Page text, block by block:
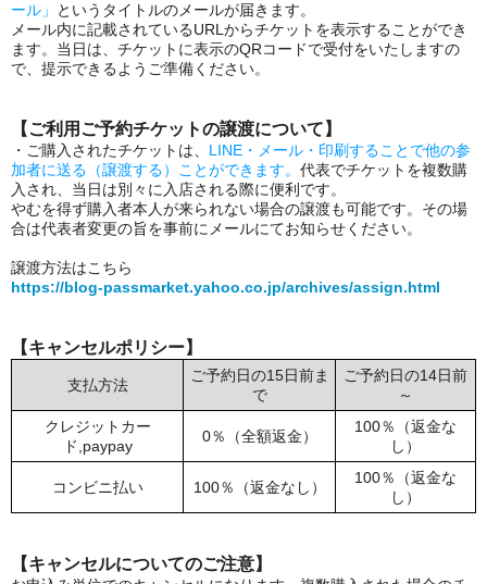
ール」
というタイトルのメールが届きます。
メール内に記載されているURLからチケットを表示することができ
ます。当日は、チケットに表示のQRコードで受付をいたしますの
で、提示できるようご準備ください。
【ご利用ご予約チケットの譲渡について】
・ご購入されたチケットは、 LINE・メール・印刷することで他の参
加者に送る（譲渡する）ことができます。 代表でチケットを複数購
入され、当日は別々に入店される際に便利です。
やむを得ず購入者本人が来られない場合の譲渡も可能です。その場
合は代表者変更の旨を事前にメールにてお知らせください。
譲渡方法はこちら
https://blog-passmarket.yahoo.co.jp/archives/assign.html
【キャンセルポリシー】
支払方法
ご予約日の15日前ま
で
ご予約日の14日前
～
クレジットカー
ド,paypay
0％（全額返金）
100％（返金な
し）
コンビニ払い 100％（返金なし）
100％（返金な
し）
【キャンセルについてのご注意】